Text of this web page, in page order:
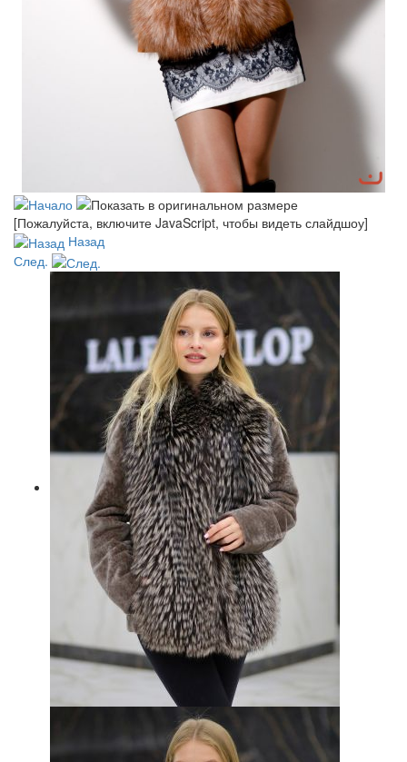
[Пожалуйста, включите JavaScript, чтобы видеть слайдшоу]
Назад
След.